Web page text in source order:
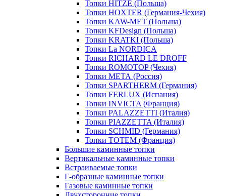
Топки HITZE (Польша)
Топки HOXTER (Германия-Чехия)
Топки KAW-MET (Польша)
Топки KFDesign (Польша)
Топки KRATKI (Польша)
Топки La NORDICA
Топки RICHARD LE DROFF
Топки ROMOTOP (Чехия)
Топки МЕТА (Россия)
Топки SPARTHERM (Германия)
Топки FERLUX (Испания)
Топки INVICTA (Франция)
Топки PALAZZETTI (Италия)
Топки PIAZZETTA (Италия)
Топки SCHMID (Германия)
Топки TOTEM (Франция)
Большие каминные топки
Вертикальные каминные топки
Встраиваемые топки
Г-образные каминные топки
Газовые каминные топки